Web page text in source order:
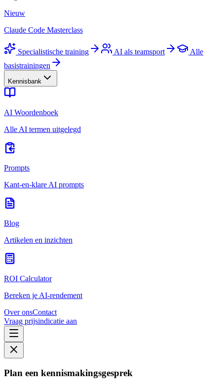
Nieuw
Claude Code Masterclass
Specialistische training AI als teamsport
Alle
basistrainingen
Kennisbank
AI Woordenboek
Alle AI termen uitgelegd
Prompts
Kant-en-klare AI prompts
Blog
Artikelen en inzichten
ROI Calculator
Bereken je AI-rendement
Over onsContact
Vraag prijsindicatie aan
Plan een kennismakingsgesprek